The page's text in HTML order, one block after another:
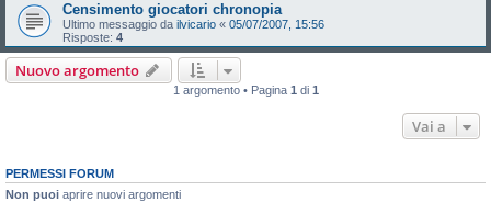
Censimento giocatori chronopia
Ultimo messaggio da ilvicario « 05/07/2007, 15:56
Risposte: 4
Nuovo argomento
1 argomento • Pagina 1 di 1
Vai a
PERMESSI FORUM
Non puoi aprire nuovi argomenti